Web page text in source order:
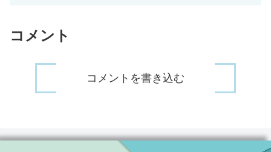
コメント
コメントを書き込む